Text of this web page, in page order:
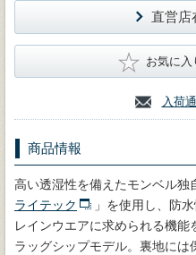
直営店
★ お気に入
入荷
商品情報
高い透湿性を備えたモンベル独
ライテック
」を使用し、防
レインウエアに求められる機
ラッグシップモデル。裏地に